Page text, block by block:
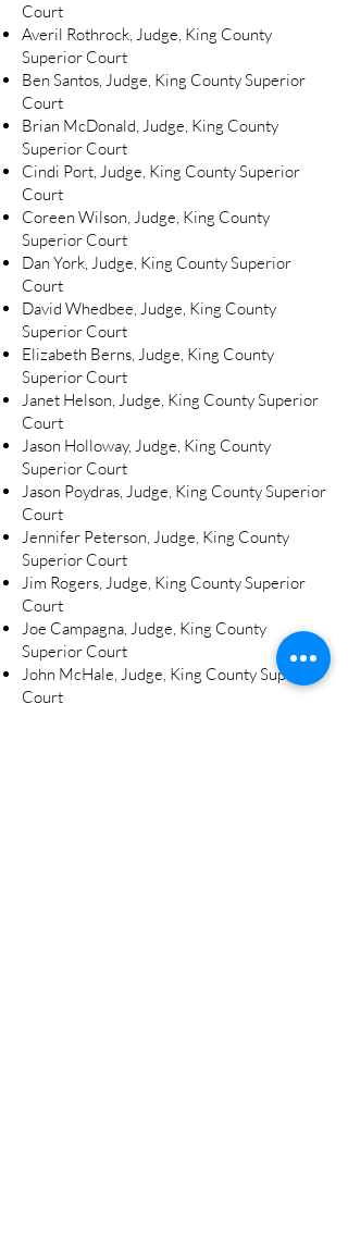
Court
Averil Rothrock, Judge, King County
Superior Court
Ben Santos, Judge, King County Superior
Court
Brian McDonald, Judge, King County
Superior Court
Cindi Port, Judge, King County Superior
Court
Coreen Wilson, Judge, King County
Superior Court
Dan York, Judge, King County Superior
Court
David Whedbee, Judge, King County
Superior Court
Elizabeth Berns, Judge, King County
Superior Court
Janet Helson, Judge, King County Superior
Court
Jason Holloway, Judge, King County
Superior Court
Jason Poydras, Judge, King County Superior
Court
Jennifer Peterson, Judge, King County
Superior Court
Jim Rogers, Judge, King County Superior
Court
Joe Campagna, Judge, King County
Superior Court
John McHale, Judge, King County Superior
Court